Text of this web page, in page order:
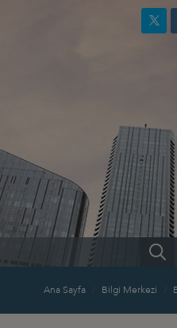
Ana Sayfa Bilgi Merkezi